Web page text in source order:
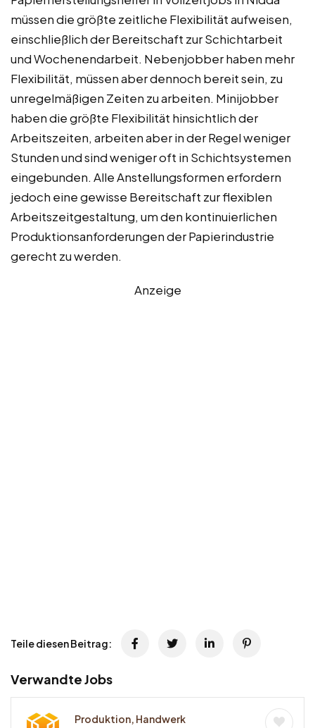
müssen die größte zeitliche Flexibilität aufweisen,
einschließlich der Bereitschaft zur Schichtarbeit
und Wochenendarbeit. Nebenjobber haben mehr
Flexibilität, müssen aber dennoch bereit sein, zu
unregelmäßigen Zeiten zu arbeiten. Minijobber
haben die größte Flexibilität hinsichtlich der
Arbeitszeiten, arbeiten aber in der Regel weniger
Stunden und sind weniger oft in Schichtsystemen
eingebunden. Alle Anstellungsformen erfordern
jedoch eine gewisse Bereitschaft zur flexiblen
Arbeitszeitgestaltung, um den kontinuierlichen
Produktionsanforderungen der Papierindustrie
gerecht zu werden.
Anzeige
Teile diesen Beitrag:
Verwandte Jobs
Produktion, Handwerk